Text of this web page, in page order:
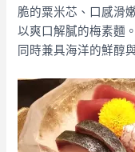
脆的粟米芯、口感滑
以爽口解膩的梅素麵
同時兼具海洋的鮮醇